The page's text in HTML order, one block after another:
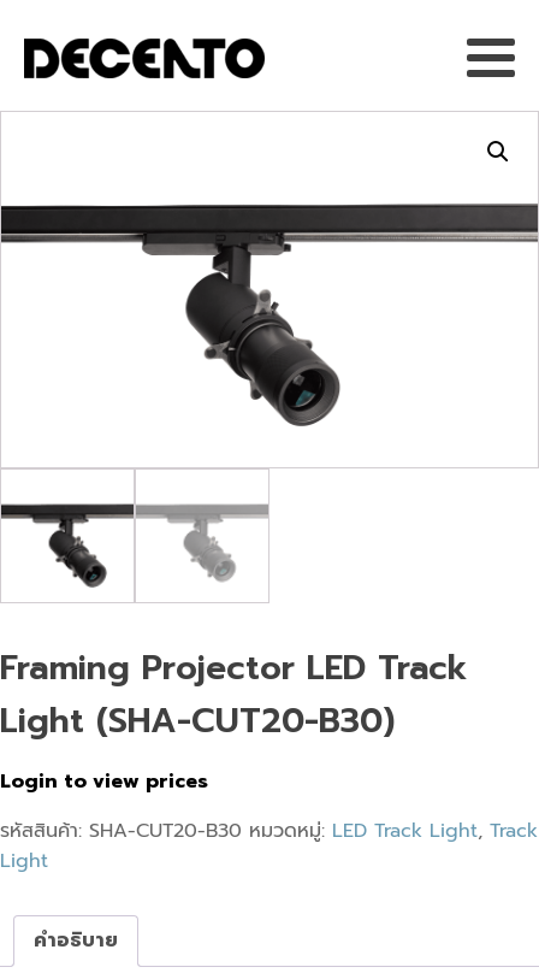
Framing Projector LED Track
Light (SHA-CUT20-B30)
Login to view prices
รหัสสินค้า: SHA-CUT20-B30 หมวดหมู่: LED Track Light, Track
Light
คำอธิบาย